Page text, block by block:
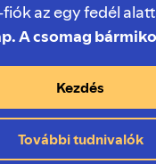
az egy fedél
A csomag
Kezdés
További tudnivalók